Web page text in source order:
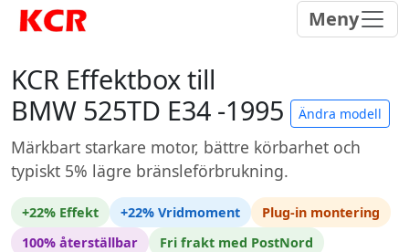
Meny
KCR Effektbox till
BMW 525TD E34 -1995
Ändra modell
Märkbart starkare motor, bättre körbarhet och
typiskt 5% lägre bränsleförbrukning.
+22% Effekt +22% Vridmoment
Plug-in montering
100% återställbar
Fri frakt med PostNord